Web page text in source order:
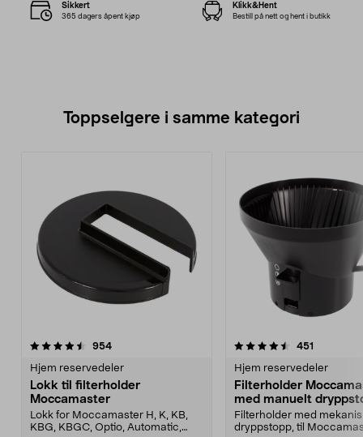
Sikkert
365 dagers åpent kjøp
Klikk&Hent
Bestill på nett og hent i butikk
Toppselgere i samme kategori
954anmeldelser
Hjem reservedeler
Lokk til filterholder
Moccamaster
Lokk for Moccamaster H, K, KB,
KBG, KBGC, Optio, Automatic,
4.5 av 5 stjerner 451
Hjem reservedeler
Filterholder
med manuelt
Filterholder med
dryppstopp, til
3.5 av 5 stjerner